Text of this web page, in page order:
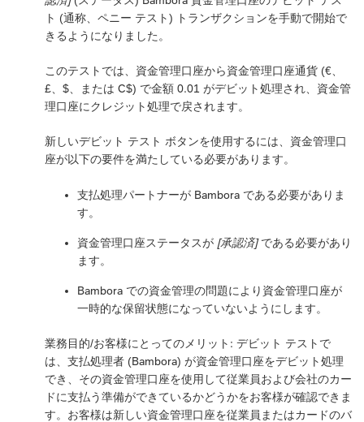
ト (通称、ペニー テスト) トランザクションを手動で開始で
きるようになりました。
このテストでは、資金管理口座から資金管理口座通貨 (€、
£、$、または C$) で金額 0.01 がデビット処理され、資金管
理口座にクレジット処理で戻されます。
新しいデビット テスト ボタンを使用するには、資金管理口
座が以下の要件を満たしている必要があります。
支払処理パートナーが Bambora である必要がありま
す。
資金管理口座ステータスが [承認済]である必要があり
ます。
Bambora での資金管理の問題により資金管理口座が
一時的な保留状態になっていないようにします。
業務目的/お客様にとってのメリット: デビット テストで
は、支払処理者 (Bambora) が資金管理口座をデビット処理
でき、その資金管理口座を使用して従業員および会社のカー
ドに支払う準備ができているかどうかをお客様が確認できま
す。お客様は新しい資金管理口座を従業員またはカードのバ